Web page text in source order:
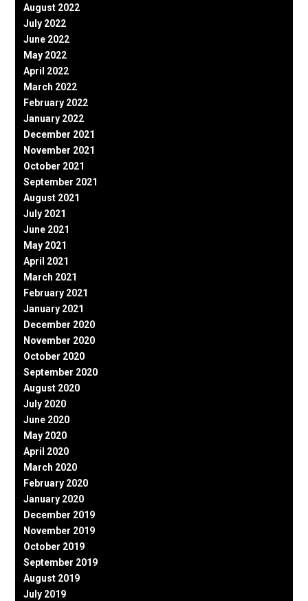
August 2022
July 2022
June 2022
May 2022
April 2022
March 2022
February 2022
January 2022
December 2021
November 2021
October 2021
September 2021
August 2021
July 2021
June 2021
May 2021
April 2021
March 2021
February 2021
January 2021
December 2020
November 2020
October 2020
September 2020
August 2020
July 2020
June 2020
May 2020
April 2020
March 2020
February 2020
January 2020
December 2019
November 2019
October 2019
September 2019
August 2019
July 2019